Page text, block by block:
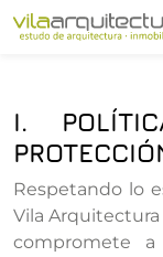
I.
Respetando lo
Vila
compromete